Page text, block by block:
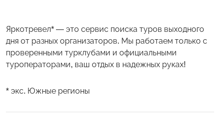
Яркотревел* — это сервис поиска туров выходного
дня от разных организаторов. Мы работаем только с
проверенными турклубами и официальными
туроператорами, ваш отдых в надежных руках!
* экс. Южные регионы